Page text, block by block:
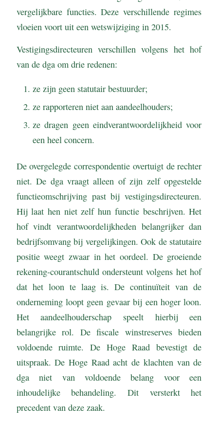
vergelijkbare functies. Deze verschillende regimes
vloeien voort uit een wetswijziging in 2015.
Vestigingsdirecteuren verschillen volgens het hof
van de dga om drie redenen:
ze zijn geen statutair bestuurder;
ze rapporteren niet aan aandeelhouders;
ze dragen geen eindverantwoordelijkheid voor
een heel concern.
De overgelegde correspondentie overtuigt de rechter
niet. De dga vraagt alleen of zijn zelf opgestelde
functieomschrijving past bij vestigingsdirecteuren.
Hij laat hen niet zelf hun functie beschrijven. Het
hof vindt verantwoordelijkheden belangrijker dan
bedrijfsomvang bij vergelijkingen. Ook de statutaire
positie weegt zwaar in het oordeel. De groeiende
rekening-courantschuld ondersteunt volgens het hof
dat het loon te laag is. De continuïteit van de
onderneming loopt geen gevaar bij een hoger loon.
Het aandeelhouderschap speelt hierbij een
belangrijke rol. De fiscale winstreserves bieden
voldoende ruimte. De Hoge Raad bevestigt de
uitspraak. De Hoge Raad acht de klachten van de
dga niet van voldoende belang voor een
inhoudelijke behandeling. Dit versterkt het
precedent van deze zaak.